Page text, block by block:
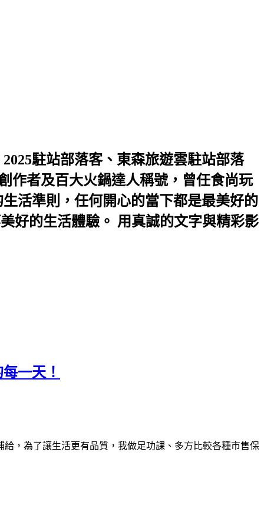
駐站部落客、東森旅遊雲駐站部落
作者及百大火鍋達人稱號，曾任食尚玩
活準則，任何開心的當下都是最美好的
好的生活體驗。 用真誠的文字與精彩影
一天！
，為了讓生活更有品質，我做足功課、多方比較各種市售保